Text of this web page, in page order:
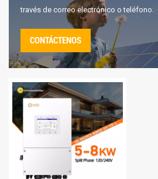
través de correo electrónico o teléfono.
CONTÁCTENOS